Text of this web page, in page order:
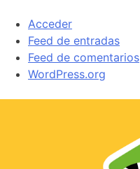
Acceder
Feed de entradas
Feed de comentarios
WordPress.org